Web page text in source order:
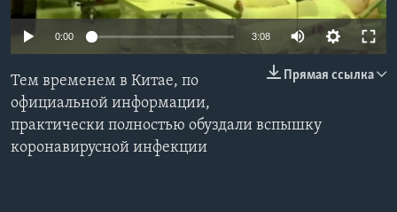
Learning English
СОЦИАЛЬНЫЕ СЕТИ
0:00 3:08
Прямая ссылка
Тем временем в Китае, по
официальной информации,
практически полностью обуздали вспышку
коронавирусной инфекции